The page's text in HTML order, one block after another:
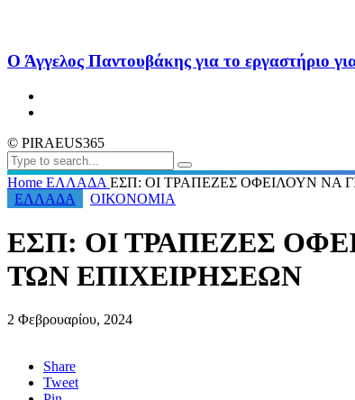
Ο Άγγελος Παντουβάκης για το εργαστήριο
© PIRAEUS365
Home ΕΛΛΑΔΑ ΕΣΠ: ΟΙ ΤΡΑΠΕΖΕΣ ΟΦΕΙΛΟΥΝ ΝΑ
ΕΛΛΑΔΑ
ΟΙΚΟΝΟΜΙΑ
ΕΣΠ: ΟΙ ΤΡΑΠΕΖΕΣ
ΤΩΝ ΕΠΙΧΕΙΡΗΣΕΩΝ
2 Φεβρουαρίου, 2024
Share
Tweet